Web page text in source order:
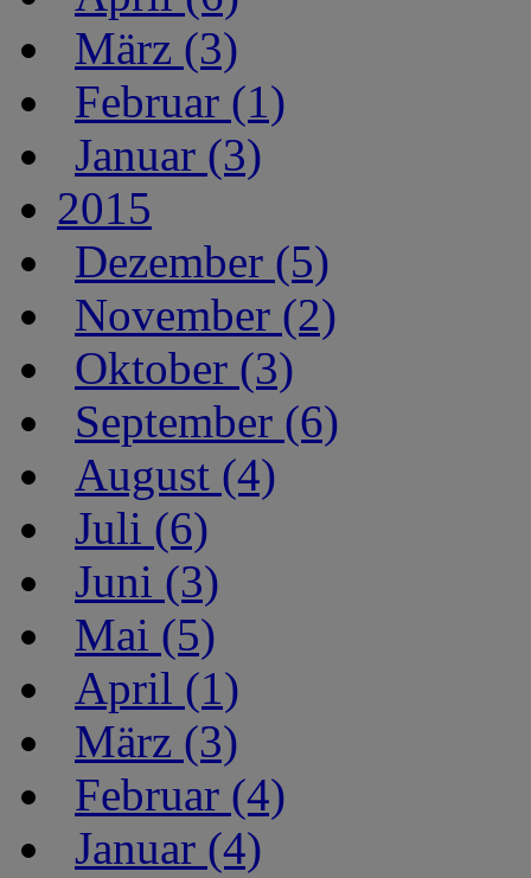
März (3)
Februar (1)
Januar (3)
2015
Dezember (5)
November (2)
Oktober (3)
September (6)
August (4)
Juli (6)
Juni (3)
Mai (5)
April (1)
März (3)
Februar (4)
Januar (4)